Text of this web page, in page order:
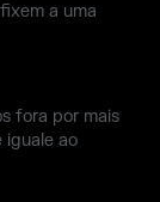
a uma
fora por mais
iguale ao